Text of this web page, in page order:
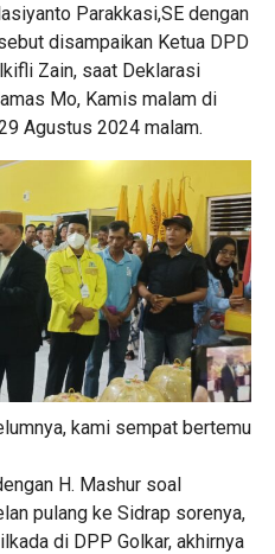
Parakkasi,SE dengan
disampaikan Ketua DPD
Zain, saat Deklarasi
Mo, Kamis malam di
Agustus 2024 malam.
kami sempat bertemu
H. Mashur soal
pulang ke Sidrap sorenya,
di DPP Golkar, akhirnya